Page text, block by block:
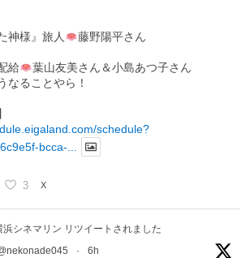
神様』旅人
藤野陽平さん
給
葉山友美さん＆小島あつ子さん
なることやら！
schedule?
bcca-...
3 X
浜シネマリン リツイートされました
· 6h